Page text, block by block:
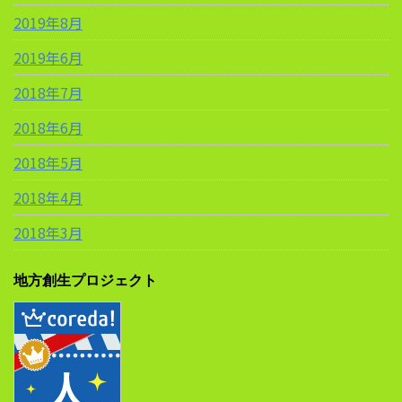
2019年8月
2019年6月
2018年7月
2018年6月
2018年5月
2018年4月
2018年3月
地方創生プロジェクト